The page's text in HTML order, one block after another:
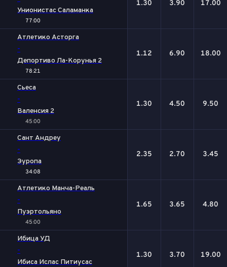
Унионистас Саламанка
77:00
1.30 3.90 17.00
Атлетико Асторга
-
Депортиво Ла-Корунья 2
78:21
1.12 6.90 18.00
Сьеса
-
Валенсия 2
45:00
1.30 4.50 9.50
Сант Андреу
-
Эуропа
34:08
2.35 2.70 3.45
Атлетико Манча-Реаль
-
Пуэртольяно
45:00
1.65 3.65 4.80
Ибица УД
-
Ибиса Ислас Питиусас
1.30 3.70 19.00